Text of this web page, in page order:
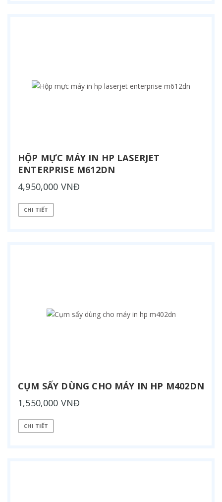
HỘP MỰC MÁY IN HP LASERJET
ENTERPRISE M612DN
4,950,000 VNĐ
CHI TIẾT
CỤM SẤY DÙNG CHO MÁY IN HP M402DN
1,550,000 VNĐ
CHI TIẾT